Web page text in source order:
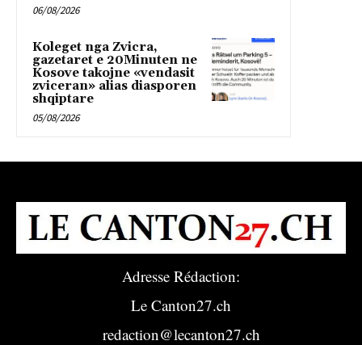
06/08/2026
Koleget nga Zvicra,
gazetaret e 20Minuten ne
Kosove takojne «vendasit
zviceran» alias diasporen
shqiptare
05/08/2026
Adresse Rédaction:
Le Canton27.ch
redaction@lecanton27.ch